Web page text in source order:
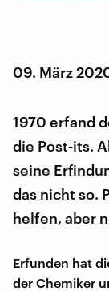
09. März
1970 erfand
die Post-its.
seine
das nicht so.
helfen, aber
Erfunden hat
der Chemiker